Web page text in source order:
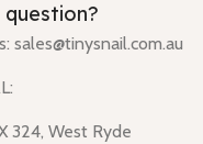
sales@tinysnail.com.au
324, West Ryde